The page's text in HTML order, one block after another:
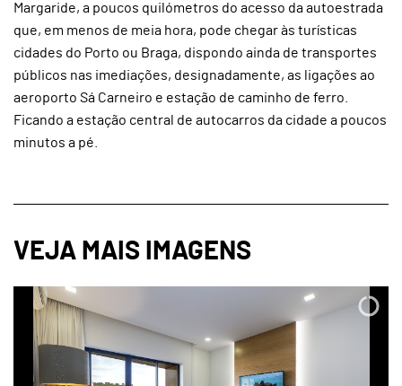
Margaride, a poucos quilómetros do acesso da autoestrada
que, em menos de meia hora, pode chegar às turísticas
cidades do Porto ou Braga, dispondo ainda de transportes
públicos nas imediações, designadamente, as ligações ao
aeroporto Sá Carneiro e estação de caminho de ferro.
Ficando a estação central de autocarros da cidade a poucos
minutos a pé.